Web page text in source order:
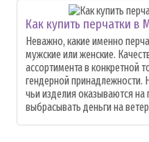
Как купить перчатки в
Неважно, какие именно
мужские или женские.
ассортимента в конкретной
гендерной принадлежности.
чьи изделия оказываются на
выбрасывать деньги на